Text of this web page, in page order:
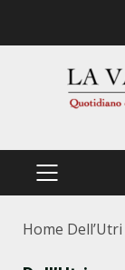
PRIMÄRES
Home Dell’Utri